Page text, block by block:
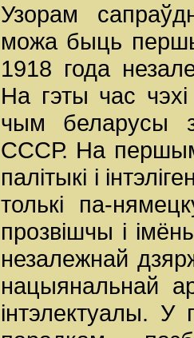
Узорам
можа быць першы
1918 года
На гэты час
чым беларусы
СССР. На першым
палітыкі і
толькі па-
прозвішчы і
незалежнай
нацыянальнай
інтэлектуалы.